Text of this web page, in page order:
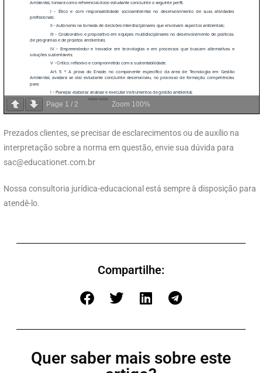
Page 1 / 2 Zoom 100%
Prezados clientes, se precisar de esclarecimentos ou de auxílio na
interpretação sobre a norma em questão, envie sua dúvida para
sac@educationet.com.br
Nossa consultoria jurídica-educacional está sempre à disposição para
atendê-lo.
Compartilhe:
Quer saber mais sobre este